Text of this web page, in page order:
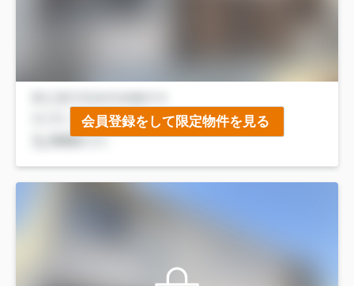
会員登録をして限定物件を見る